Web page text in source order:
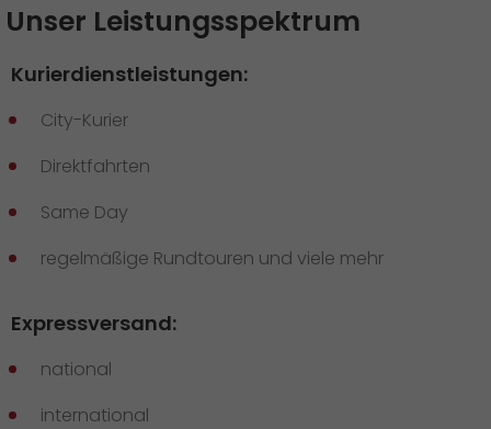
Unser Leistungsspektrum
Kurierdienstleistungen:
City-Kurier
Direktfahrten
Same Day
regelmäßige Rundtouren und viele mehr
Expressversand:
national
international